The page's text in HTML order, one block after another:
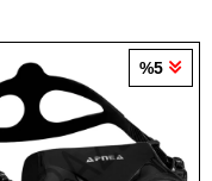
%5